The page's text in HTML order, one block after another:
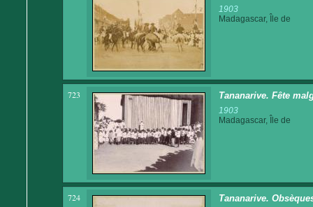
1903
Madagascar, Île de
723 Tananarive. Fête
1903
Madagascar, Île de
724 Tananarive.